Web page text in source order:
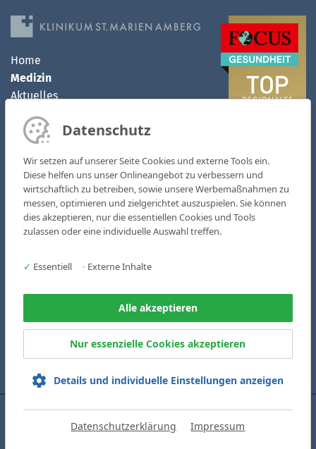
Home
Medizin
Aktuelles
Klinikum
MVZ
Karriere
Kliniken & Fachbereiche
Medizinische Zentren
AOZ - Ambulantes OP-Zentrum
Pflege & Soziales
Notfall
Gender-Hinweis
Copyright 2026 Klinikum St. Marien AmbergTermin buchen
Datenschutz
Wir setzen auf unserer Seite Cookies und externe Tools ein.
Diese helfen uns unser Onlineangebot zu verbessern und
wirtschaftlich zu betreiben, sowie unsere Werbemaßnahmen zu
messen, optimieren und zielgerichtet auszuspielen. Sie können
dies akzeptieren, nur die essentiellen Cookies und Tools
zulassen oder eine individuelle Auswahl treffen.
✓ Essentiell • Externe Inhalte
Alle akzeptieren
Nur essenzielle Cookies akzeptieren
Details und individuelle Einstellungen anzeigen
Datenschutzerklärung Impressum